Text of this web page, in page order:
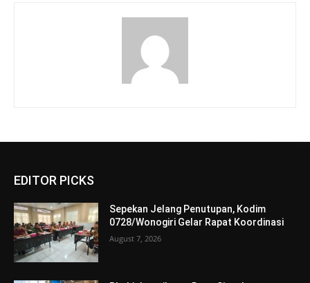
EDITOR PICKS
Sepekan Jelang Penutupan, Kodim
0728/Wonogiri Gelar Rapat Koordinasi
August 7, 2026